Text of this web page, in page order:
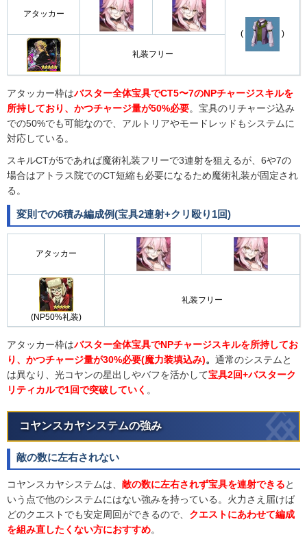
アタッカー
( )
礼装フリー
アタッカー枠はバスター全体宝具でCT5〜7のNPチャージスキルを
所持しており、かつチャージ量が50%必要。宝具のリチャージ込み
での50%でも可能なので、アルトリアやモードレッドもシステムに
対応している。
スキルCTが5であれば魔術礼装フリーで3連射を狙えるが、6や7の
場合はアトラス院でのCT短縮も必要になるため魔術礼装が固定され
る。
変則での6積み編成例(宝具2連射+クリ殴り1回)
アタッカー
(NP50%礼装)
礼装フリー
アタッカー枠はバスター全体宝具でNPチャージスキルを所持してお
り、かつチャージ量が30%必要(魔力装填込み)。 通常のシステムと
は異なり、光コヤンの星出しやバフを活かして宝具2回+バスターク
リティカルで1回で突破していく 。
コヤンスカヤシステムの強み
敵の数に左右されない
コヤンスカヤシステムは、 敵の数に左右されず宝具を連射できると
いう点で他のシステムにはない強みを持っている。火力さえ届けば
どのクエストでも安定周回ができるので、 クエストにあわせて編成
を組み直したくない方におすすめ。